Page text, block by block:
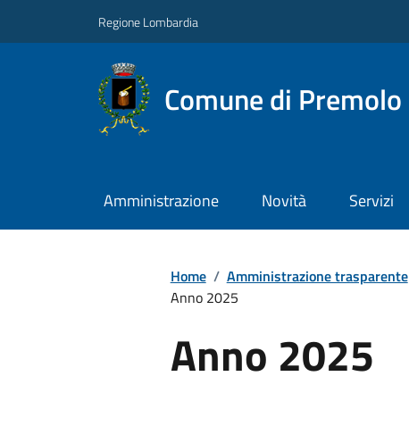
Regione Lombardia
Comune di Premolo
Amministrazione Novità Servizi
Home / Amministrazione trasparente
Anno 2025
Anno 2025